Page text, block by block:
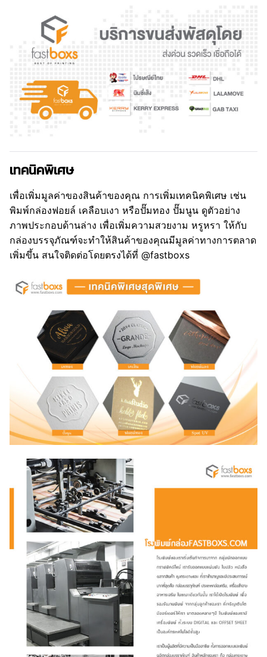
เทคนิคพิเศษ
เพื่อเพิ่มมูลค่าของสินค้าของคุณ การเพิ่มเทคนิคพิเศษ เช่น
พิมพ์กล่องฟอยล์ เคลือบเงา หรือปั๊มทอง ปั๊มนูน ดูตัวอย่าง
ภาพประกอบด้านล่าง เพื่อเพิ่มความสวยงาม หรูหรา ให้กับ
กล่องบรรจุภัณฑ์จะทำให้สินค้าของคุณมีมูลค่าทางการตลาด
เพิ่มขึ้น สนใจติดต่อโดยตรงได้ที่ @fastboxs